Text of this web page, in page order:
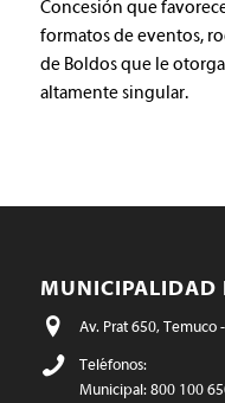
Concesión que
formatos de eventos,
de Boldos que le
altamente singular.
MUNICIPALIDAD
Av. Prat 650, Temuco
Teléfonos:
Municipal: 800 100